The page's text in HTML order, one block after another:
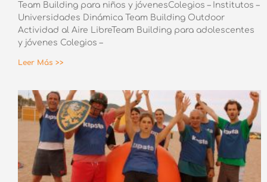
Team Building para niños y jóvenes​Colegios – Institutos –
Universidades Dinámica Team Building Outdoor
Actividad al Aire LibreTeam Building para adolescentes
y jóvenes Colegios –
Leer Más >>